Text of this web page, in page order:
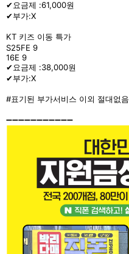
✔요금제 :61,000원
✔부가:X
KT 키즈 이동 특가
S25FE 9
16E 9
✔요금제 :38,000원
✔부가:X
#표기된 부가서비스 이외 절대없음
➖➖➖➖➖➖➖➖➖➖➖